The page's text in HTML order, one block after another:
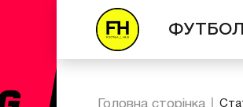
Головна сторінка